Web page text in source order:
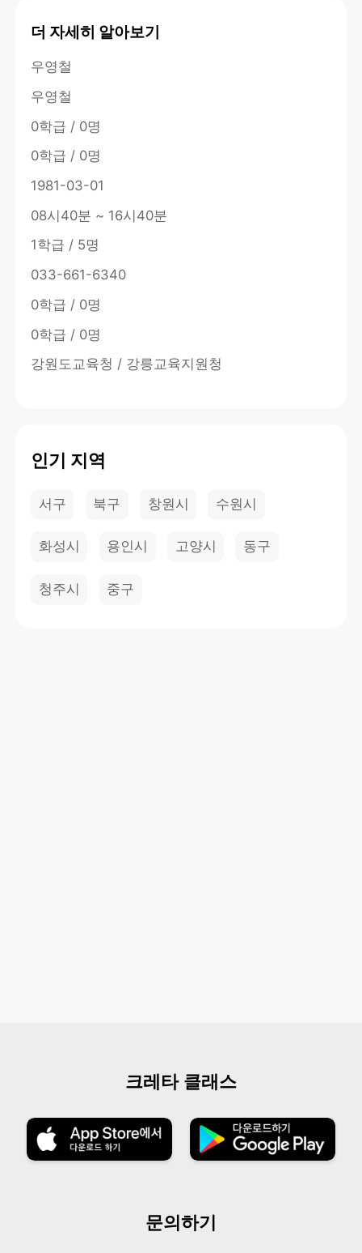
더 자세히 알아보기
우영철
우영철
0학급 / 0명
0학급 / 0명
1981-03-01
08시40분 ~ 16시40분
1학급 / 5명
033-661-6340
0학급 / 0명
0학급 / 0명
강원도교육청 / 강릉교육지원청
인기 지역
서구 북구 창원시 수원시
화성시 용인시 고양시 동구
청주시 중구
크레타 클래스
문의하기